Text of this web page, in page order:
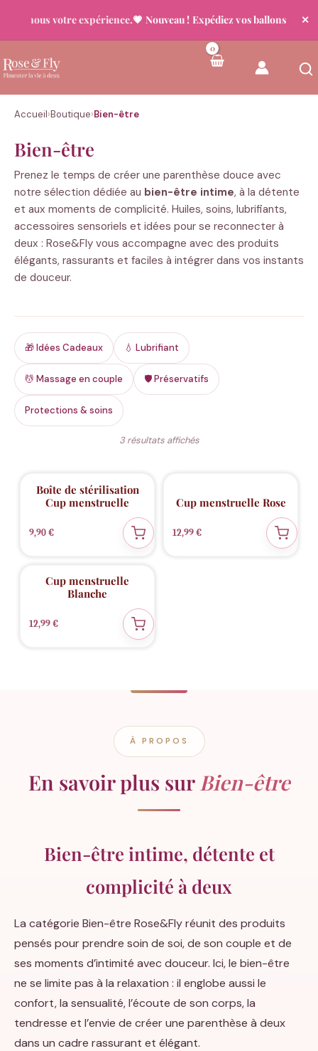
nous votre expérience.💗 Nouveau ! Expédiez vos ballons déjà ✕
au
Accueil›Boutique›Bien-être
Bien-être
Prenez le temps de créer une parenthèse douce avec
notre sélection dédiée au bien-être intime, à la détente
et aux moments de complicité. Huiles, soins, lubrifiants,
accessoires sensoriels et idées pour se reconnecter à
deux : Rose&Fly vous accompagne avec des produits
élégants, rassurants et faciles à intégrer dans vos instants
de douceur.
🎁 Idées Cadeaux 💧 Lubrifiant
💆 Massage en couple 🛡️ Préservatifs
Protections & soins
3 résultats affichésTrié
🌱ECO
Boîte de stérilisation
Cup menstruelle
9,90 €
Cup menstruelle Rose
12,99 €
🌱
Cup menstruelle
Blanche
12,99 €
À PROPOS
En savoir plus sur Bien-être
Bien-être intime, détente et
complicité à deux
La catégorie Bien-être Rose&Fly réunit des produits
pensés pour prendre soin de soi, de son couple et de
ses moments d’intimité avec douceur. Ici, le bien-être
ne se limite pas à la relaxation : il englobe aussi le
confort, la sensualité, l’écoute de son corps, la
tendresse et l’envie de créer une parenthèse à deux
dans un cadre rassurant et élégant.